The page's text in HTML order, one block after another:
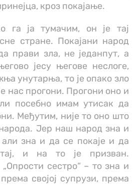
кроз покајање.
га ја тумачим, он је тај
стране. Покајани народ
прави зла, не једанпут, а
јесу његове неслоге,
унутарња, то је опако зло
нас прогони. Прогони оно и
посебно имам утисак да
Међутим, није то оно што
Јер наш народ зна и
зна и да се покаје и да
и на то је призван.
„Опрости сестро“ – то зна и
својој супрузи, према